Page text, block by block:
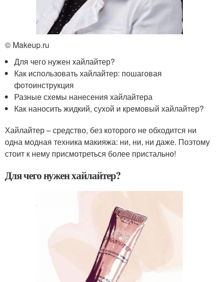
© Makeup.ru
Для чего нужен хайлайтер?
Как использовать хайлайтер: пошаговая
фотоинструкция
Разные схемы нанесения хайлайтера
Как наносить жидкий, сухой и кремовый хайлайтер?
Хайлайтер – средство, без которого не обходится ни
одна модная техника макияжа: ни, ни, ни даже. Поэтому
стоит к нему присмотреться более пристально!
Для чего нужен хайлайтер?